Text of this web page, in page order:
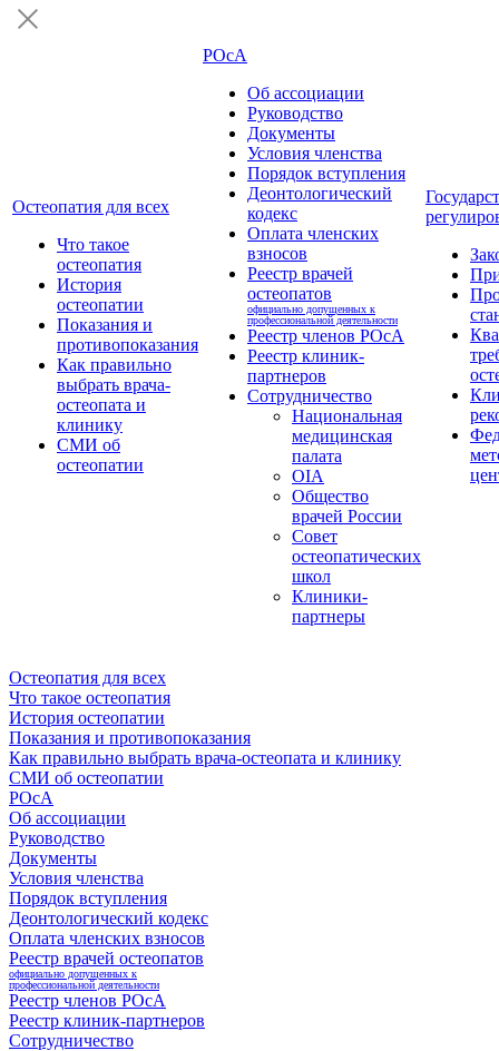
Остеопатия для всех
Что такое
остеопатия
История
остеопатии
Показания и
противопоказания
Как правильно
выбрать врача-
остеопата и
клинику
СМИ об
остеопатии
РОсА
Об ассоциации
Руководство
Документы
Условия членства
Порядок вступления
Деонтологический
кодекс
Оплата членских
взносов
Реестр врачей
остеопатов
официально допущенных к
профессиональной деятельности
Реестр членов РОсА
Реестр клиник-
партнеров
Сотрудничество
Национальная
медицинская
палата
OIA
Общество
врачей России
Совет
остеопатических
школ
Клиники-
партнеры
Остеопатия для всех
Что такое остеопатия
История остеопатии
Показания и противопоказания
Как правильно выбрать врача-остеопата и клинику
СМИ об остеопатии
РОсА
Об ассоциации
Руководство
Документы
Условия членства
Порядок вступления
Деонтологический кодекс
Оплата членских взносов
Реестр врачей остеопатов
официально допущенных к
профессиональной деятельности
Реестр членов РОсА
Реестр клиник-партнеров
Сотрудничество